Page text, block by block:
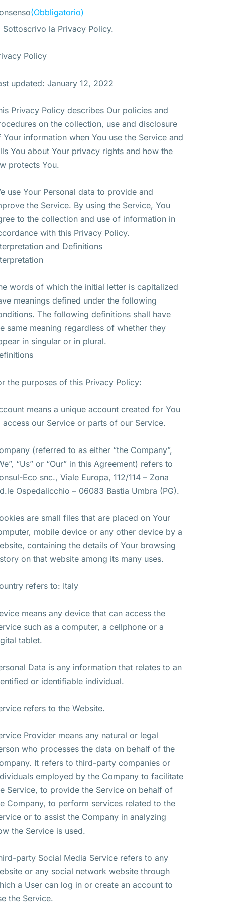
(Obbligatorio)
Sottoscrivo la Privacy Policy.
Policy
updated: January 12, 2022
Privacy Policy describes Our policies and
on the collection, use and disclosure
Your information when You use the Service and
You about Your privacy rights and how the
protects You.
use Your Personal data to provide and
the Service. By using the Service, You
to the collection and use of information in
with this Privacy Policy.
and Definitions
words of which the initial letter is capitalized
meanings defined under the following
The following definitions shall have
same meaning regardless of whether they
in singular or in plural.
the purposes of this Privacy Policy:
means a unique account created for You
access our Service or parts of our Service.
(referred to as either “the Company”,
“Us” or “Our” in this Agreement) refers to
Eco snc., Viale Europa, 112/114 – Zona
Ospedalicchio – 06083 Bastia Umbra (PG).
are small files that are placed on Your
mobile device or any other device by a
containing the details of Your browsing
on that website among its many uses.
refers to: Italy
means any device that can access the
such as a computer, a cellphone or a
tablet.
Data is any information that relates to an
or identifiable individual.
refers to the Website.
Provider means any natural or legal
who processes the data on behalf of the
It refers to third-party companies or
employed by the Company to facilitate
Service, to provide the Service on behalf of
Company, to perform services related to the
or to assist the Company in analyzing
the Service is used.
party Social Media Service refers to any
or any social network website through
a User can log in or create an account to
the Service.